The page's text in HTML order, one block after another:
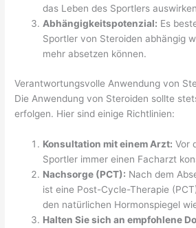
das Leben des Sportlers
Abhängigkeitspotenzial: Es
Sportler von Steroiden abhängig
mehr absetzen können.
Verantwortungsvolle Anwendung von
Die Anwendung von Steroiden sollte
erfolgen. Hier sind einige Richtlinien:
Konsultation mit einem Arzt: Vor
Sportler immer einen Facharzt
Nachsorge (PCT): Nach dem
ist eine Post-Cycle-Therapie
den natürlichen Hormonspiegel
Halten Sie sich an empfohlene